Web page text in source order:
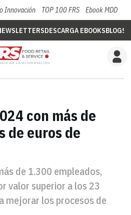
Innovación TOP 100 FRS Ebook MDD
DESCARGA EBOOKSBLOGS
con más de
de euros de
de 1.300 empleados,
valor superior a los 23
mejorar los procesos de